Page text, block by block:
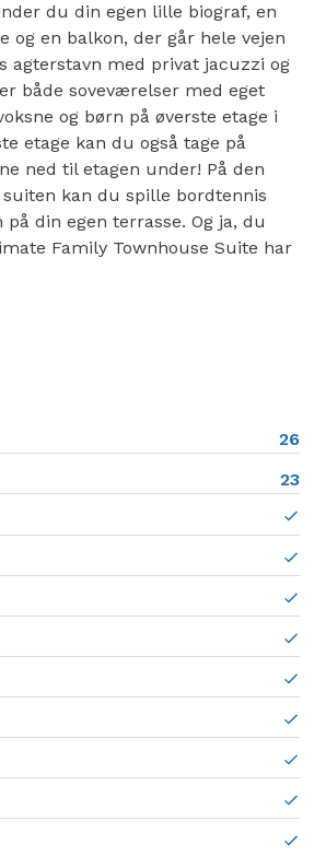
du din egen lille biograf, en
og en balkon, der går hele vejen
agterstavn med privat jacuzzi og
både soveværelser med eget
og børn på øverste etage i
etage kan du også tage på
ned til etagen under! På den
suiten kan du spille bordtennis
din egen terrasse. Og ja, du
Family Townhouse Suite har
26
23